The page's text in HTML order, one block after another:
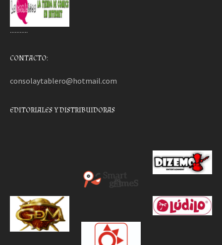
………..
CONTACTO:
consolaytablero@hotmail.com
EDITORIALES Y DISTRIBUIDORAS